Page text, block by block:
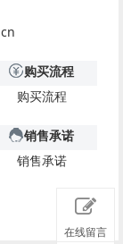
购买流程
购买流程
销售承诺
销售承诺
在线留言